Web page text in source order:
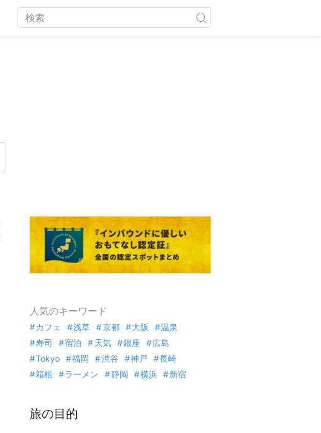
人気のキーワード
カフェ 浅草 京都 大阪
温泉
寿司
宿泊 天気 銀座
広島
Tokyo
福岡 渋谷 神戸
長崎
箱根
ラーメン 静岡 横浜 新宿
旅の目的